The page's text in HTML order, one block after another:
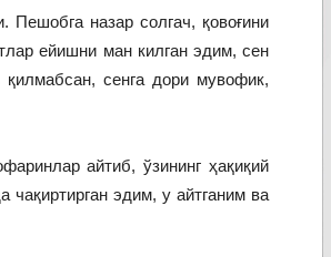
назар солгач, қовоғини
ейишни ман килган эдим, сен
сенга дори мувофик,
айтиб, ўзининг ҳақиқий
эдим, у айтганим ва